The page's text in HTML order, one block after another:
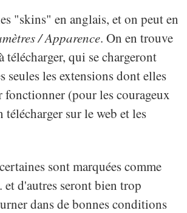
"skins" en anglais, et on peut en
/ Apparence. On en trouve
télécharger, qui se chargeront
seules les extensions dont elles
fonctionner (pour les courageux
télécharger sur le web et les
sont marquées comme
d'autres seront bien trop
dans de bonnes conditions